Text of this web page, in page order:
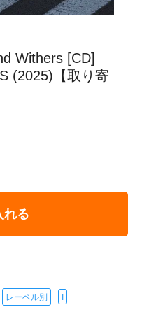
Withers [CD]
(2025)【取り寄
れる
レーベル別 I